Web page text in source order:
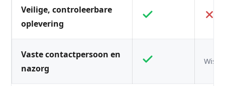
Veilige, controleerbare
oplevering
Vaste contactpersoon en
nazorg